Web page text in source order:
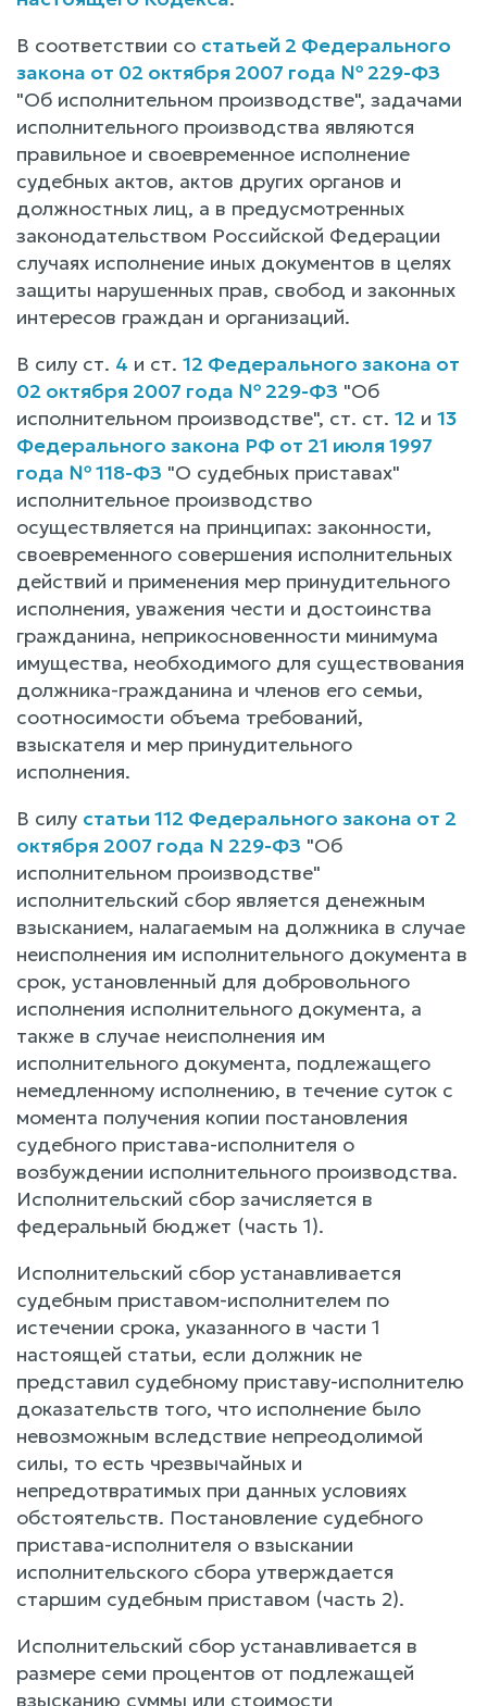
В соответствии со статьей 2 Федерального
закона от 02 октября 2007 года № 229-ФЗ
"Об исполнительном производстве", задачами
исполнительного производства являются
правильное и своевременное исполнение
судебных актов, актов других органов и
должностных лиц, а в предусмотренных
законодательством Российской Федерации
случаях исполнение иных документов в целях
защиты нарушенных прав, свобод и законных
интересов граждан и организаций.
В силу ст. 4 и ст. 12 Федерального закона от
02 октября 2007 года № 229-ФЗ "Об
исполнительном производстве", ст. ст. 12 и 13
Федерального закона РФ от 21 июля 1997
года № 118-ФЗ "О судебных приставах"
исполнительное производство
осуществляется на принципах: законности,
своевременного совершения исполнительных
действий и применения мер принудительного
исполнения, уважения чести и достоинства
гражданина, неприкосновенности минимума
имущества, необходимого для существования
должника-гражданина и членов его семьи,
соотносимости объема требований,
взыскателя и мер принудительного
исполнения.
В силу статьи 112 Федерального закона от 2
октября 2007 года N 229-ФЗ "Об
исполнительном производстве"
исполнительский сбор является денежным
взысканием, налагаемым на должника в случае
неисполнения им исполнительного документа в
срок, установленный для добровольного
исполнения исполнительного документа, а
также в случае неисполнения им
исполнительного документа, подлежащего
немедленному исполнению, в течение суток с
момента получения копии постановления
судебного пристава-исполнителя о
возбуждении исполнительного производства.
Исполнительский сбор зачисляется в
федеральный бюджет (часть 1).
Исполнительский сбор устанавливается
судебным приставом-исполнителем по
истечении срока, указанного в части 1
настоящей статьи, если должник не
представил судебному приставу-исполнителю
доказательств того, что исполнение было
невозможным вследствие непреодолимой
силы, то есть чрезвычайных и
непредотвратимых при данных условиях
обстоятельств. Постановление судебного
пристава-исполнителя о взыскании
исполнительского сбора утверждается
старшим судебным приставом (часть 2).
Исполнительский сбор устанавливается в
размере семи процентов от подлежащей
взысканию суммы или стоимости